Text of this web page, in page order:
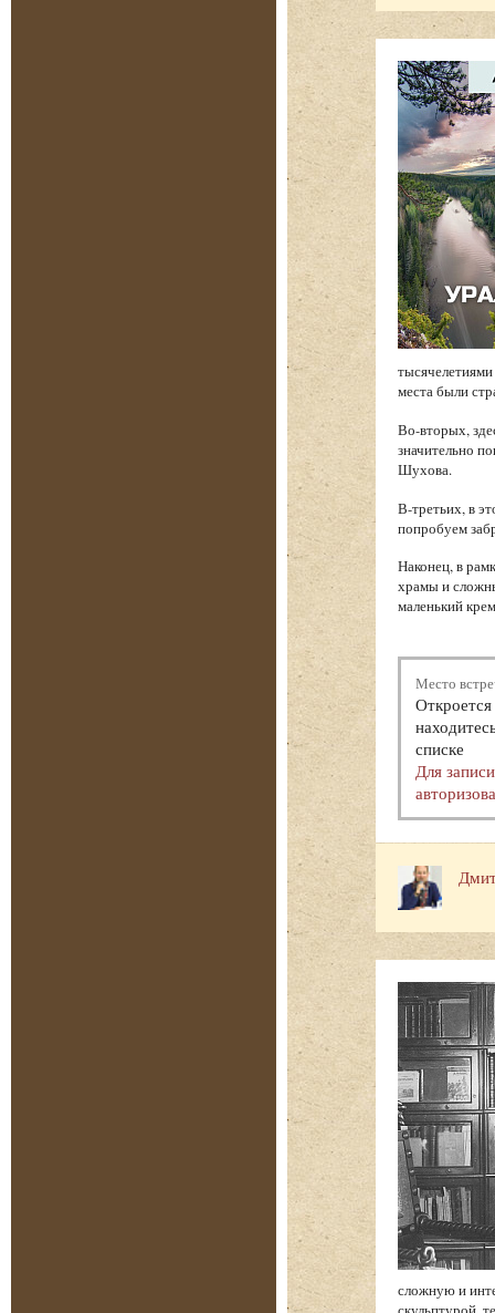
места были
Во-вторых,
значительно
Шухова.
В-третьих, в
попробуем
Наконец, в
храмы и
маленький
Место
списке
Для
сложную и